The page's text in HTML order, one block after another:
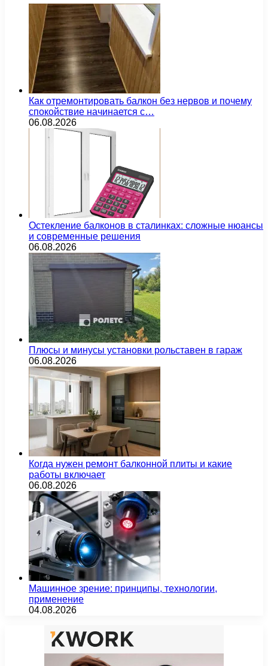
Как отремонтировать балкон без нервов и почему
спокойствие начинается с…
06.08.2026
Остекление балконов в сталинках: сложные нюансы
и современные решения
06.08.2026
Плюсы и минусы установки рольставен в гараж
06.08.2026
Когда нужен ремонт балконной плиты и какие
работы включает
06.08.2026
Машинное зрение: принципы, технологии,
применение
04.08.2026